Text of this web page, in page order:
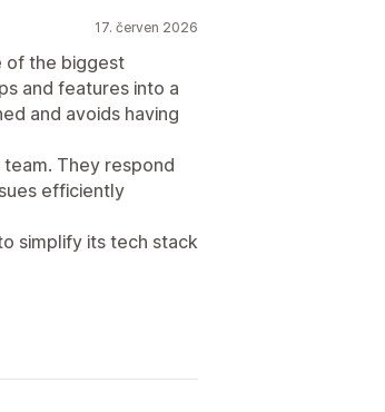
17. červen 2026
of the biggest
and features into a
and avoids having
They respond
efficiently
simplify its tech stack